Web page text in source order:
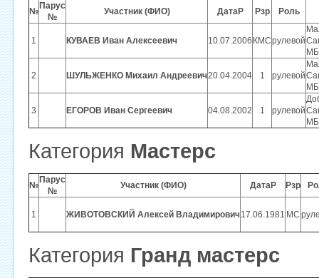
№
Парус
№
Участник (ФИО) ДатаР Рзр Роль
1 КУВАЕВ Иван Алексеевич 10.07.2006 КМСрулевой
2 ШУЛЬЖЕНКО Михаил Андреевич20.04.2004 1 рулевой
3 ЕГОРОВ Иван Сергеевич 04.08.2002 1 рулевой
Категория Мастерс
№
Парус
№
Участник (ФИО) ДатаР Рзр
1 ЖИВОТОВСКИЙ Алексей Владимирович17.06.1981 МС
Категория Гранд мастерс